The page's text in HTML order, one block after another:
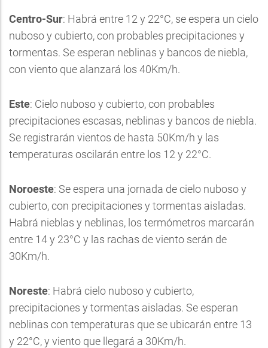
Centro-Sur: Habrá entre 12 y 22°C, se espera un cielo
nuboso y cubierto, con probables precipitaciones y
tormentas. Se esperan neblinas y bancos de niebla,
con viento que alanzará los 40Km/h.
Este: Cielo nuboso y cubierto, con probables
precipitaciones escasas, neblinas y bancos de niebla.
Se registrarán vientos de hasta 50Km/h y las
temperaturas oscilarán entre los 12 y 22°C.
Noroeste: Se espera una jornada de cielo nuboso y
cubierto, con precipitaciones y tormentas aisladas.
Habrá nieblas y neblinas, los termómetros marcarán
entre 14 y 23°C y las rachas de viento serán de
30Km/h.
Noreste: Habrá cielo nuboso y cubierto,
precipitaciones y tormentas aisladas. Se esperan
neblinas con temperaturas que se ubicarán entre 13
y 22°C, y viento que llegará a 30Km/h.